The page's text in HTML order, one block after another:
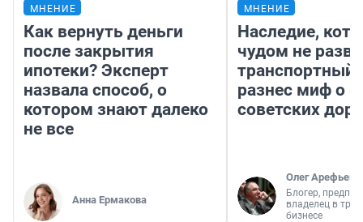
МНЕНИЕ
Как вернуть деньги
после закрытия
ипотеки? Эксперт
назвала способ, о
котором знают далеко
не все
Анна Ермакова
МНЕНИЕ
Наследие,
чудом не
транспортный
разнес миф о
советских
Олег Арефьев
Блогер,
владелец в
бизнесе